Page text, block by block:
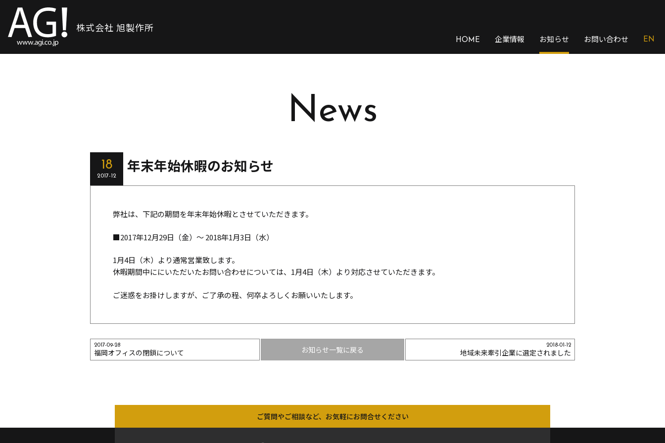
株式会社 旭製作所
HOME 企業情報 お知らせ お問い合わせ EN
News
18
2017-12
年末年始休暇のお知らせ
弊社は、下記の期間を年末年始休暇とさせていただきます。
■2017年12月29日（金）～ 2018年1月3日（水）
1月4日（木）より通常営業致します。
休暇期間中ににいただいたお問い合わせについては、1月4日（木）より対応させていただきます。
ご迷惑をお掛けしますが、ご了承の程、何卒よろしくお願いいたします。
2017-09-28
福岡オフィスの閉鎖について お知らせ一覧に戻る 2018-01-12
地域未来牽引企業に選定されました
ご質問やご相談など、 お気軽にお問合せください